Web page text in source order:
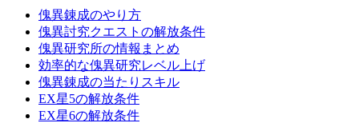
傀異錬成のやり方
傀異討究クエストの解放条件
傀異研究所の情報まとめ
効率的な傀異研究レベル上げ
傀異錬成の当たりスキル
EX星5の解放条件
EX星6の解放条件